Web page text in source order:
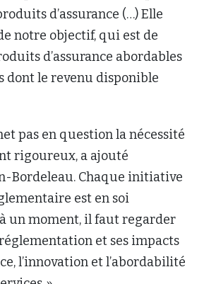
d’assurance (…) Elle
notre objectif, qui est de
d’assurance abordables
dont le revenu disponible
pas en question la nécessité
rigoureux, a ajouté
Bordeleau. Chaque initiative
est en soi
un moment, il faut regarder
et ses impacts
l’innovation et l’abordabilité